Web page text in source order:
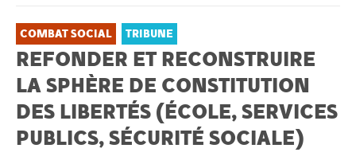
COMBAT SOCIAL TRIBUNE
REFONDER ET RECONSTRUIRE
LA SPHÈRE DE CONSTITUTION
DES LIBERTÉS (ÉCOLE, SERVICES
PUBLICS, SÉCURITÉ SOCIALE)